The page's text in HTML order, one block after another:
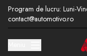
Program de lucru: Luni-
contact@automotivo.ro